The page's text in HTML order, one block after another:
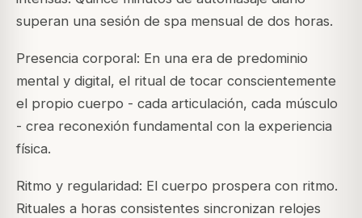
superan una sesión de spa mensual de dos horas.
Presencia corporal: En una era de predominio
mental y digital, el ritual de tocar conscientemente
el propio cuerpo - cada articulación, cada músculo
- crea reconexión fundamental con la experiencia
física.
Ritmo y regularidad: El cuerpo prospera con ritmo.
Rituales a horas consistentes sincronizan relojes